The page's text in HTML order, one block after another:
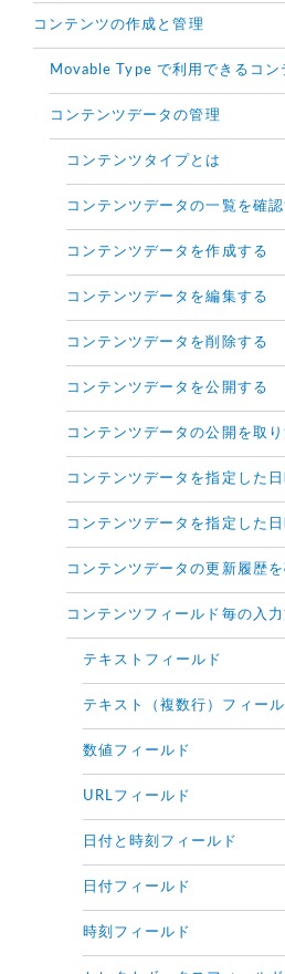
コンテンツの作成と管理
Movable Type で利用できるコン
コンテンツデータの管理
コンテンツタイプとは
コンテンツデータの一覧を確認
コンテンツデータを作成する
コンテンツデータを編集する
コンテンツデータを削除する
コンテンツデータを公開する
コンテンツデータの公開を取り
コンテンツデータを指定した
コンテンツデータを指定した
コンテンツデータの更新履歴
コンテンツフィールド毎の入
テキストフィールド
テキスト（複数行）フィー
数値フィールド
URLフィールド
日付と時刻フィールド
日付フィールド
時刻フィールド